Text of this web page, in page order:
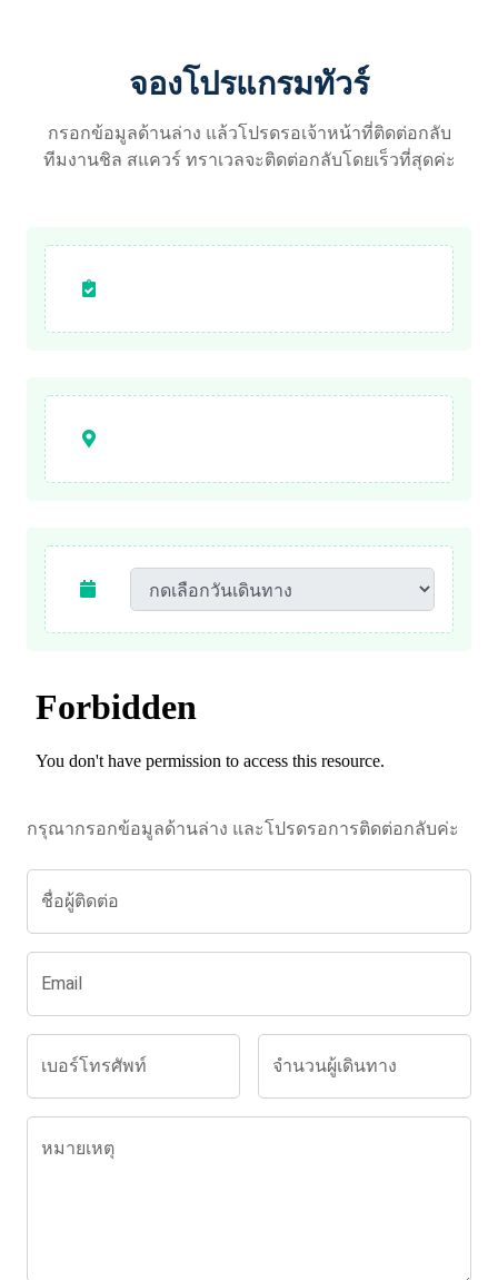
จองโปรแกรมทัวร์
กรอกข้อมูลด้านล่าง แล้วโปรดรอเจ้าหน้าที่ติดต่อกลับ
ทีมงานชิล สแควร์ ทราเวลจะติดต่อกลับโดยเร็วที่สุดค่ะ
กรุณากรอกข้อมูลด้านล่าง และโปรดรอการติดต่อกลับค่ะ
ชื่อผู้ติดต่อ
Email
เบอร์โทรศัพท์ จำนวนผู้เดินทาง
หมายเหตุ